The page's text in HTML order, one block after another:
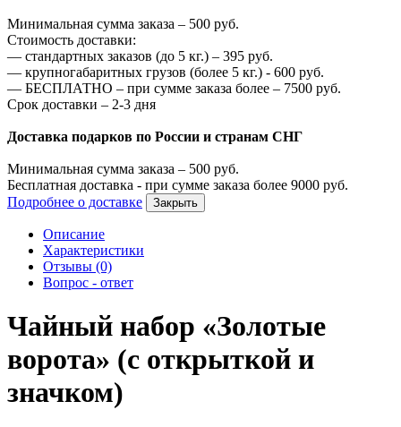
Минимальная сумма заказа – 500 руб.
Стоимость доставки:
— стандартных заказов (до 5 кг.) – 395 руб.
— крупногабаритных грузов (более 5 кг.) - 600 руб.
— БЕСПЛАТНО – при сумме заказа более – 7500 руб.
Срок доставки – 2-3 дня
Доставка подарков по России и странам СНГ
Минимальная сумма заказа – 500 руб.
Бесплатная доставка - при сумме заказа более 9000 руб.
Подробнее о доставке
Закрыть
Описание
Характеристики
Отзывы (0)
Вопрос - ответ
Чайный набор «Золотые
ворота» (с открыткой и
значком)